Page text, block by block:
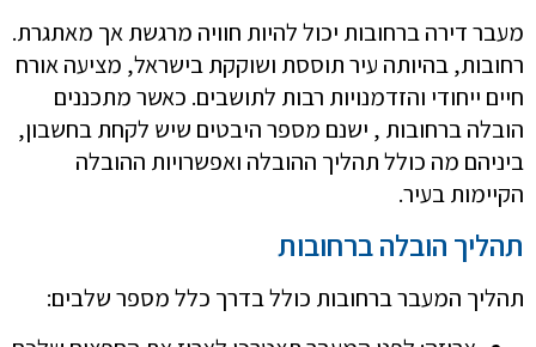
מעבר דירה ברחובות יכול להיות חוויה מרגשת אך מאתגרת.
רחובות, בהיותה עיר תוססת ושוקקת בישראל, מציעה אורח
חיים ייחודי והזדמנויות רבות לתושבים. כאשר מתכננים
הובלה ברחובות , ישנם מספר היבטים שיש לקחת בחשבון,
ביניהם מה כולל תהליך ההובלה ואפשרויות ההובלה
הקיימות בעיר.
תהליך הובלה ברחובות
תהליך המעבר ברחובות כולל בדרך כלל מספר שלבים: